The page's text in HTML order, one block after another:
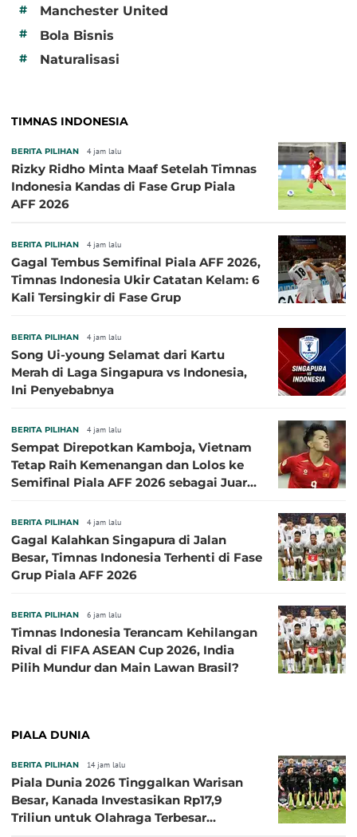
# Manchester United
# Bola Bisnis
# Naturalisasi
TIMNAS INDONESIA
BERITA PILIHAN 4 jam lalu
Rizky Ridho Minta Maaf Setelah Timnas
Indonesia Kandas di Fase Grup Piala
AFF 2026
BERITA PILIHAN 4 jam lalu
Gagal Tembus Semifinal Piala AFF 2026,
Timnas Indonesia Ukir Catatan Kelam: 6
Kali Tersingkir di Fase Grup
BERITA PILIHAN 4 jam lalu
Song Ui-young Selamat dari Kartu
Merah di Laga Singapura vs Indonesia,
Ini Penyebabnya
BERITA PILIHAN 4 jam lalu
Sempat Direpotkan Kamboja, Vietnam
Tetap Raih Kemenangan dan Lolos ke
Semifinal Piala AFF 2026 sebagai Juara
BERITA PILIHAN 4 jam lalu
Gagal Kalahkan Singapura di Jalan
Besar, Timnas Indonesia Terhenti di Fase
Grup Piala AFF 2026
BERITA PILIHAN 6 jam lalu
Timnas Indonesia Terancam Kehilangan
Rival di FIFA ASEAN Cup 2026, India
Pilih Mundur dan Main Lawan Brasil?
PIALA DUNIA
BERITA PILIHAN 14 jam lalu
Piala Dunia 2026 Tinggalkan Warisan
Besar, Kanada Investasikan Rp17,9
Triliun untuk Olahraga Terbesar